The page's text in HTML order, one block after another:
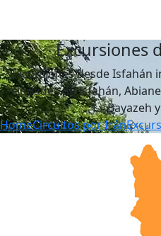
Excursiones
Excursiones desde Isfahán
ciudades de Isfahán,
Bayazeh
HomeCircuitos por Irán